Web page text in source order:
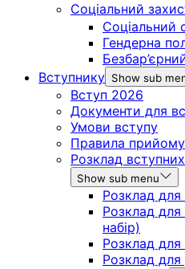
Соціальний
Соціальний
Гендерна
Вступнику Show sub
Вступ 2026
Документи для
Умови вступу
Правила прийому
Розклад
Show sub menu
Розклад для
Розклад для
набір)
Розклад для
Розклад для